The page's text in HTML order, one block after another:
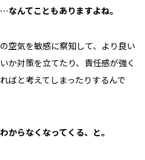
んてこともありますよね。
空気を敏感に察知して、より良い
か対策を立てたり、責任感が強く
ばと考えてしまったりするんで
からなくなってくる、と。